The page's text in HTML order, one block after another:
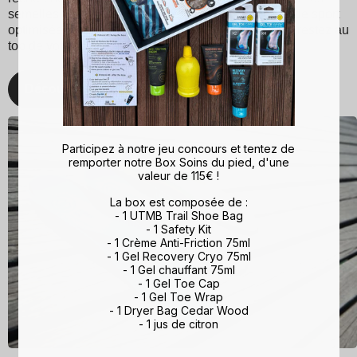
semelles Sidas pour une expérience de marche et de sport
optimisée. Avec Sidas, prenez soin de vos pieds et restez au
top de votre forme, quelle que soit l'activité !
Découvrez
Participez à notre jeu concours et tentez de
remporter notre Box Soins du pied, d'une
valeur de 115€ !
La box est composée de :
- 1 UTMB Trail Shoe Bag
- 1 Safety Kit
- 1 Crème Anti-Friction 75ml
- 1 Gel Recovery Cryo 75ml
- 1 Gel chauffant 75ml
- 1 Gel Toe Cap
- 1 Gel Toe Wrap
- 1 Dryer Bag Cedar Wood
- 1 jus de citron